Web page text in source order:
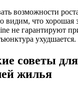
возможности
видим, что хорошая
не гарантируют
ухудшается.
советы
жилья